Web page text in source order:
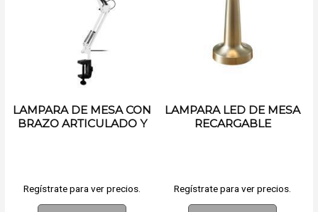
LAMPARA DE MESA CON
BRAZO ARTICULADO Y
Regístrate para ver precios.
LAMPARA LED DE MESA
RECARGABLE
Regístrate para ver precios.